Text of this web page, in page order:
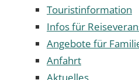
Touristinformation
Infos für
Angebote für
Anfahrt